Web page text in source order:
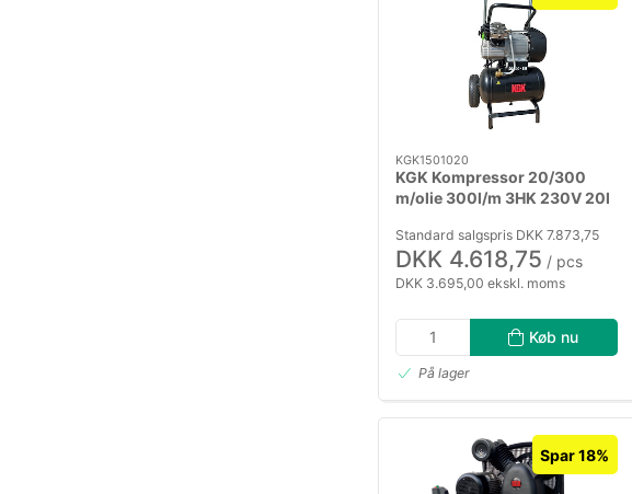
KGK1501020
KGK Kompressor 20/300
m/olie 300l/m 3HK 230V 20l
Standard salgspris DKK 7.873,75
DKK 4.618,75 / pcs
DKK 3.695,00 ekskl. moms
Køb nu
På lager
Spar 18%